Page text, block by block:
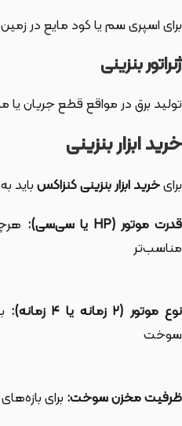
برای اسپری سم یا کود مایع در
ژنراتور بنزینی
تولید برق در مواقع قطع جریان یا
خرید ابزار بنزینی
برایخرید ابزار بنزینی کنزاکسباید
قدرت موتور (HP یا سی‌سی):
مناسب‌تر
نوع موتور (۲ زمانه یا ۴ زمانه):
سوخت
ظرفیت مخزن سوخت: برای